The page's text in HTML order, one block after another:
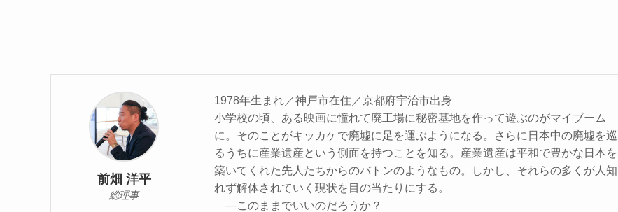
前畑 洋平
総理事
1978年生まれ／神戸市在住／京都府宇治市出身
小学校の頃、ある映画に憧れて廃工場に秘密基地を作って遊ぶのがマイブーム
に。そのことがキッカケで廃墟に足を運ぶようになる。さらに日本中の廃墟を巡
るうちに産業遺産という側面を持つことを知る。産業遺産は平和で豊かな日本を
築いてくれた先人たちからのバトンのようなもの。しかし、それらの多くが人知
れず解体されていく現状を目の当たりにする。
―このままでいいのだろうか？